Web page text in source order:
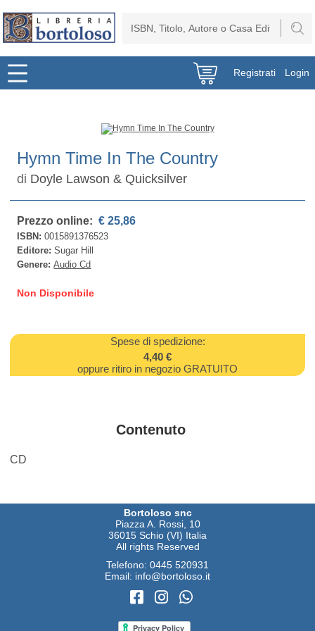
Registrati Login
Hymn Time In The Country
di Doyle Lawson & Quicksilver
Prezzo online: € 25,86
ISBN:0015891376523
Editore:Sugar Hill
Genere:Audio Cd
Non Disponibile
Spese di spedizione:
4,40 €
oppure ritiro in negozio GRATUITO
Contenuto
CD
Bortoloso snc
Piazza A. Rossi, 10
36015 Schio (VI) Italia
All rights Reserved
Telefono: 0445 520931
Email: info@bortoloso.it